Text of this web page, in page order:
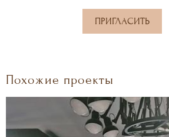
ПРИГЛАСИТЬ
Похожие проекты